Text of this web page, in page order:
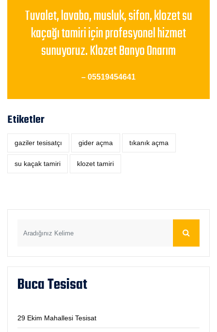
Tuvalet, lavabo, musluk, sifon, klozet su
kaçağı tamiri için profesyonel hizmet
sunuyoruz. Klozet Banyo Onarım
– 05519454641
Etiketler
gaziler tesisatçı ‎gider açma tıkanık açma
su kaçak tamiri klozet tamiri
Buca Tesisat
29 Ekim Mahallesi Tesisat